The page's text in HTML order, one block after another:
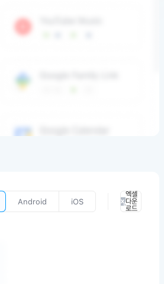
Android iOS
엑셀
다운
로드